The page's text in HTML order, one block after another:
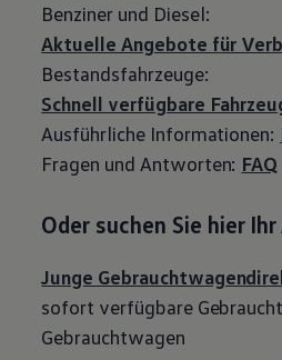
Benziner und Diesel:
Aktuelle Angebote für
Bestandsfahrzeuge:
Schnell verfügbare
Ausführliche Informationen:
Fragen und Antworten: FAQ
Oder suchen Sie hier
Junge
sofort verfügbare
Gebrauchtwagen